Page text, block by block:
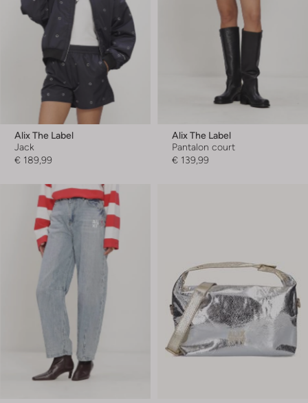
Alix The Label
Jack
€ 189,99
Alix The Label
Pantalon court
€ 139,99